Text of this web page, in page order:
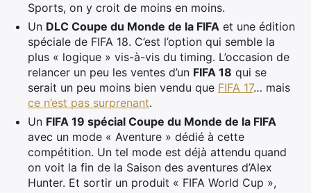
Sports, on y croit de moins en moins.
Un DLC Coupe du Monde de la FIFA et une édition
spéciale de FIFA 18. C’est l’option qui semble la
plus « logique » vis-à-vis du timing. L’occasion de
relancer un peu les ventes d’un FIFA 18 qui se
serait un peu moins bien vendu que FIFA 17… mais
ce n’est pas surprenant.
Un FIFA 19 spécial Coupe du Monde de la FIFA
avec un mode « Aventure » dédié à cette
compétition. Un tel mode est déjà attendu quand
on voit la fin de la Saison des aventures d’Alex
Hunter. Et sortir un produit « FIFA World Cup »,